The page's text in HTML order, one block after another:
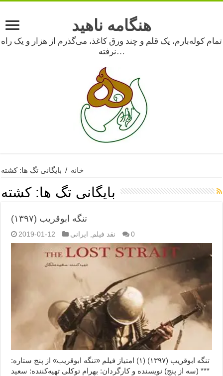
هنگامه ناهید
تمام کوله‌بارم، یک قلم و چند ورق کاغذ، می‌گذرم از هزار و یک راه
نرفته…
خانه / بایگانی تگ ها: کشته
بایگانی تگ ها:کشته
تنگه ابوقریب (۱۳۹۷)
2019-01-12 نقد فیلم ایرانی 0
تنگه ابوقریب (۱۳۹۷) (۱) امتیاز فیلم «تنگه ابوقریب» از پنج ستاره:
*** (سه از پنج) نویسنده و کارگردان: بهرام توکلی تهیه‌کننده: سعید